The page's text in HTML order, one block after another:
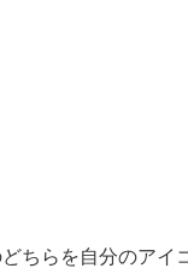
ちらを自分のアイ